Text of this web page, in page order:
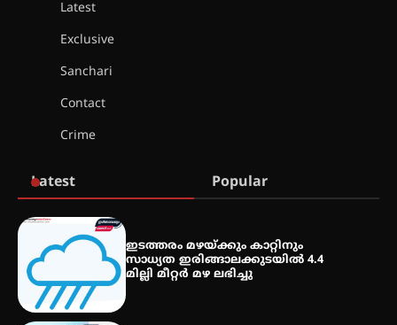
എസ് എൻ ഹയർ സെക്കൻഡറി
വിദ്യാർത്ഥികൾ
Latest
Exclusive
Sanchari
Contact
Crime
Latest Popular
ഇടത്തരം മഴയ്ക്കും കാറ്റിനും
സാധ്യത ഇരിങ്ങാലക്കുടയിൽ 4.4
മില്ലി മീറ്റർ മഴ ലഭിച്ചു